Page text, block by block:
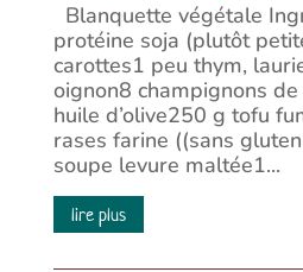
Blanquette végétale
protéine soja (plutôt
carottes1 peu thym,
oignon8 champignons
huile d’olive250 g tofu
rases farine ((sans
soupe levure maltée1...
lire plus